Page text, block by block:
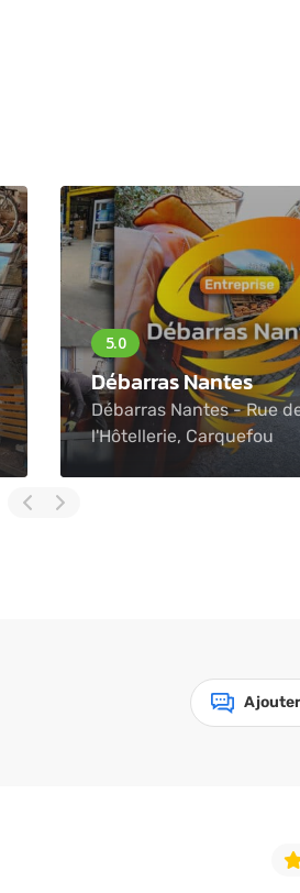
Débarras Nantes
Débarras Nantes - Rue
l'Hôtellerie, Carquefou